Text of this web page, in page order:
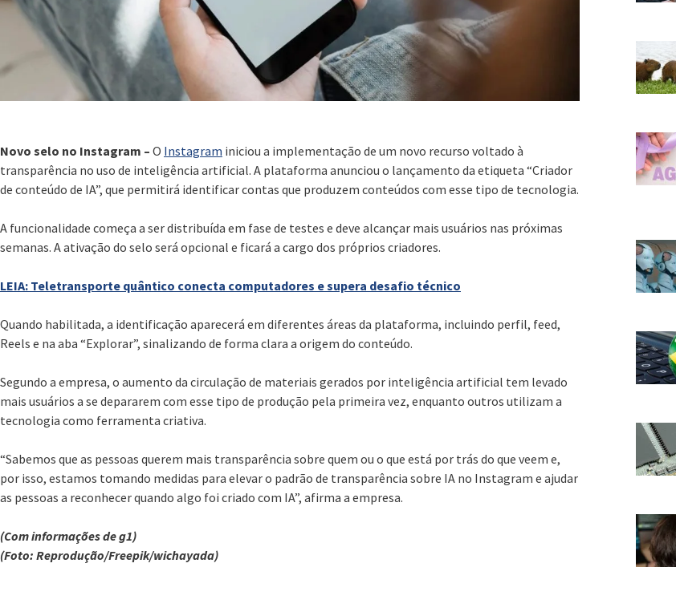
Novo selo no Instagram – O Instagram iniciou a implementação de um novo recurso voltado à
transparência no uso de inteligência artificial. A plataforma anunciou o lançamento da etiqueta “Criador
de conteúdo de IA”, que permitirá identificar contas que produzem conteúdos com esse tipo de tecnologia.
A funcionalidade começa a ser distribuída em fase de testes e deve alcançar mais usuários nas próximas
semanas. A ativação do selo será opcional e ficará a cargo dos próprios criadores.
LEIA: Teletransporte quântico conecta computadores e supera desafio técnico
Quando habilitada, a identificação aparecerá em diferentes áreas da plataforma, incluindo perfil, feed,
Reels e na aba “Explorar”, sinalizando de forma clara a origem do conteúdo.
Segundo a empresa, o aumento da circulação de materiais gerados por inteligência artificial tem levado
mais usuários a se depararem com esse tipo de produção pela primeira vez, enquanto outros utilizam a
tecnologia como ferramenta criativa.
“Sabemos que as pessoas querem mais transparência sobre quem ou o que está por trás do que veem e,
por isso, estamos tomando medidas para elevar o padrão de transparência sobre IA no Instagram e ajudar
as pessoas a reconhecer quando algo foi criado com IA”, afirma a empresa.
(Com informações de g1)
(Foto: Reprodução/Freepik/wichayada)